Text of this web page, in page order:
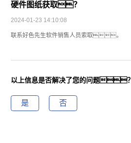
硬件图纸获取？
2024-01-23 14:10:08
联系好色先生软件销售人员索取。
以上信息是否解决了您的问题？
是 否